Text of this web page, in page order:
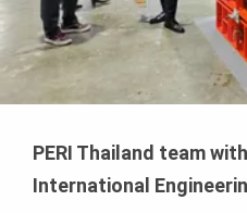
PERI Thailand team
International